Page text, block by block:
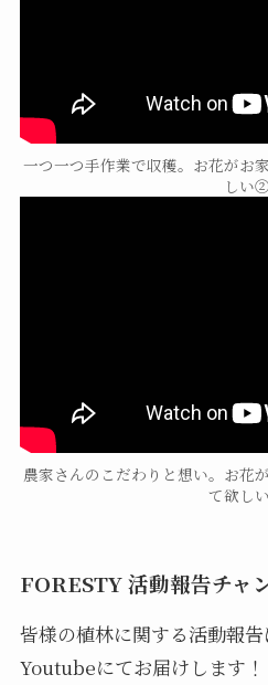
一つ一つ手作業で収穫。お花がお
しい②
農家さんのこだわりと想い。お花
て欲し
FORESTY 活動報告チャ
皆様の植林に関する活動報
Youtubeにてお届けします！